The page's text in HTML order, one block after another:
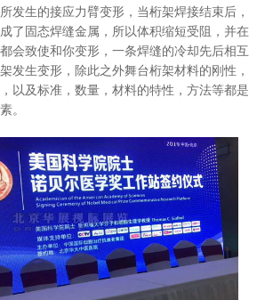
发生的接应力臂变形，当桁架焊接结束后，
了固态焊缝金属，所以体积缩短受阻，并在
会致使和你变形，一条焊缝的冷却先后相互
发生变形，除此之外舞台桁架材料的刚性，
以及标准，数量，材料的特性，方法等都是
。